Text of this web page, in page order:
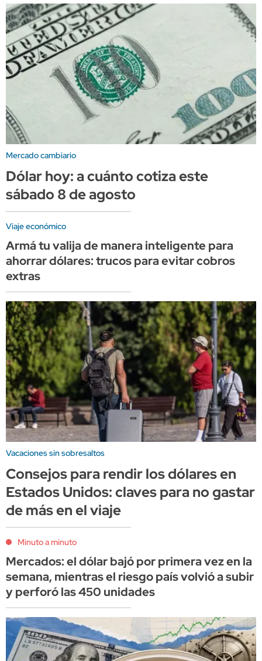
Mercado cambiario
Dólar hoy: a cuánto cotiza este
sábado 8 de agosto
Viaje económico
Armá tu valija de manera inteligente para
ahorrar dólares: trucos para evitar cobros
extras
Vacaciones sin sobresaltos
Consejos para rendir los dólares en
Estados Unidos: claves para no gastar
de más en el viaje
Minuto a minuto
Mercados: el dólar bajó por primera vez en la
semana, mientras el riesgo país volvió a subir
y perforó las 450 unidades